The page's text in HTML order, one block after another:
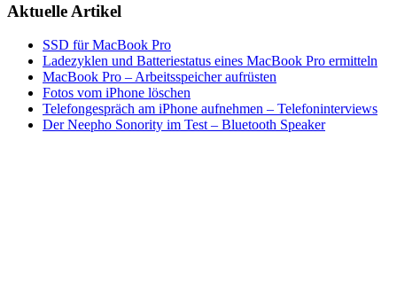
Aktuelle Artikel
SSD für MacBook Pro
Ladezyklen und Batteriestatus eines MacBook Pro ermitteln
MacBook Pro – Arbeitsspeicher aufrüsten
Fotos vom iPhone löschen
Telefongespräch am iPhone aufnehmen – Telefoninterviews
Der Neepho Sonority im Test – Bluetooth Speaker